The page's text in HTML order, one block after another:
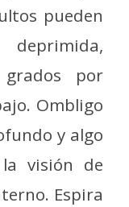
pueden
deprimida,
por
Ombligo
y algo
visión de
Espira